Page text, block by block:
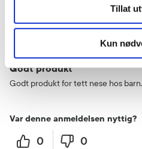
Tillat
Kun
Godt produkt
8 måneder siden
Catherine
Godt produkt for tett nese hos barn.
Var denne anmeldelsen nyttig?
0 0